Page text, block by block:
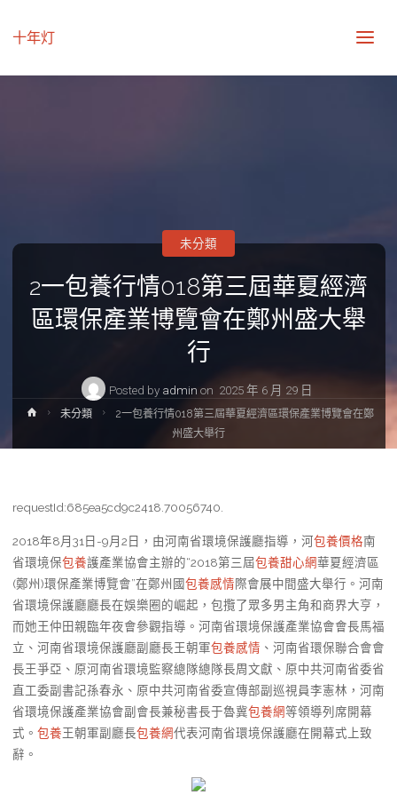
十年灯
2一包養行情018第三屆華夏經濟
區環保產業博覽會在鄭州盛大舉
行
Posted by admin on 2025 年 6 月 29 日
未分類
Home未分類
2一包養行情018第三屆華夏經濟區環保產業博覽會在鄭
州盛大舉行
requestId:685ea5cd9c2418.70056740.
2018年8月31日-9月2日，由河南省環境保護廳指導，河包養價格南
省環境保包養護產業協會主辦的“2018第三屆包養甜心網華夏經濟區
(鄭州)環保產業博覽會”在鄭州國包養感情際會展中間盛大舉行。河南
省環境保護廳廳長在娛樂圈的崛起，包攬了眾多男主角和商界大亨，
而她王仲田親臨年夜會參觀指導。河南省環境保護產業協會會長馬福
立、河南省環境保護廳副廳長王朝軍包養感情 、河南省環保聯合會會
長王爭亞、原河南省環境監察總隊總隊長周文獻、原中共河南省委省
直工委副書記孫春永、原中共河南省委宣傳部副巡視員李憲林，河南
省環境保護產業協會副會長兼秘書長于魯冀包養網等領導列席開幕
式。 包養王朝軍副廳長包養網代表河南省環境保護廳在開幕式上致
辭。